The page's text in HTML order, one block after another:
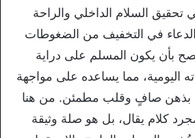
تحقيق السلام الداخلي والراحة
في التخفيف من الضغوطات
بأن يكون المسلم على دراية
اليومية، مما يساعده على مواجهة
بذهن صافٍ وقلب مطمئن. من هنا
كلام يقال، بل هو صلة وثيقة